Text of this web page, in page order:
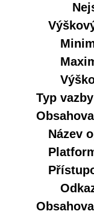
Typ
Název